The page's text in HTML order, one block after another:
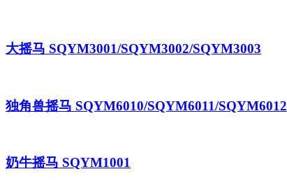
大摇马 SQYM3001/SQYM3002/SQYM3003
独角兽摇马 SQYM6010/SQYM6011/SQYM6012
奶牛摇马 SQYM1001